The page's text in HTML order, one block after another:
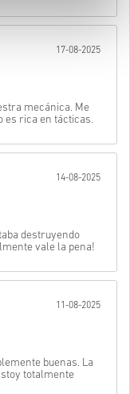
para acceder a
17-08-2025
mecánica. Me
es rica en tácticas.
14-08-2025
destruyendo
vale la pena!
11-08-2025
buenas. La
totalmente